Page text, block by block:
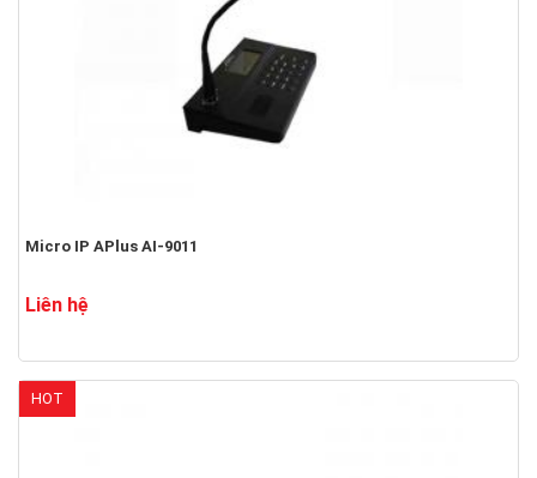
Micro IP APlus AI-9011
Liên hệ
HOT